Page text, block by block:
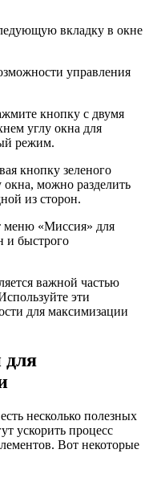
вкладку в окне
управления
кнопку с двумя
углу окна для
режим.
кнопку зеленого
можно разделить
из сторон.
меню «Миссия» для
и быстрого
важной частью
эти
для максимизации
для
несколько полезных
ускорить процесс
Вот некоторые